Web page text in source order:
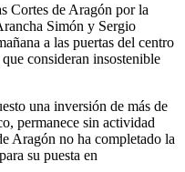
Cortes de Aragón por la
Simón y Sergio
a las puertas del centro
consideran insostenible
una inversión de más de
permanece sin actividad
Aragón no ha completado la
su puesta en